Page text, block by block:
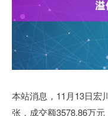
本站消息，11月13日宏
张，成交额3578.86万元